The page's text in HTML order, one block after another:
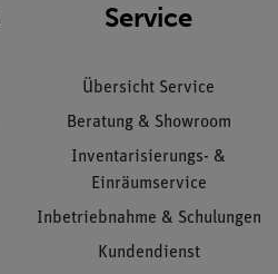
Service
Übersicht Service
Beratung & Showroom
Inventarisierungs- &
Einräumservice
Inbetriebnahme & Schulungen
Kundendienst